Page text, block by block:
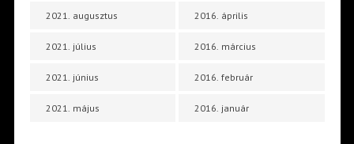
2021. augusztus
2021. július
2021. június
2021. május
2016. április
2016. március
2016. február
2016. január